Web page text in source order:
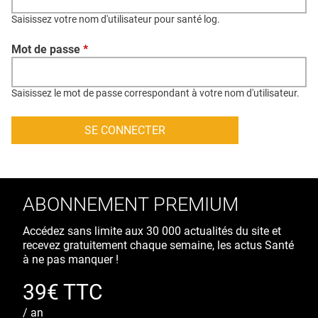
CONTACT
CRÉDITS
Saisissez votre nom d'utilisateur pour santé log.
Mot de passe *
Saisissez le mot de passe correspondant à votre nom d'utilisateur.
ABONNEMENT PREMIUM
Accédez sans limite aux 30 000 actualités du site et
recevez gratuitement chaque semaine, les actus Santé
à ne pas manquer !
39€ TTC
/ an